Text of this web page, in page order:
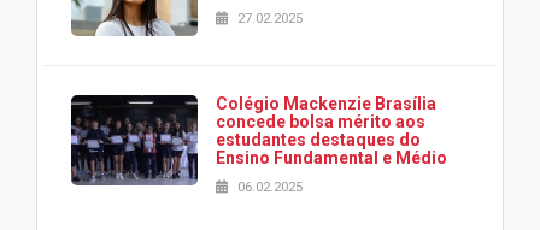
27.02.2025
Colégio Mackenzie Brasília
concede bolsa mérito aos
estudantes destaques do
Ensino Fundamental e Médio
06.02.2025